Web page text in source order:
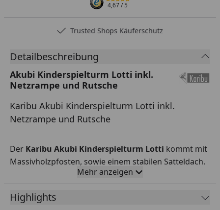
4,67/ 5
Trusted Shops Käuferschutz
Detailbeschreibung
Akubi Kinderspielturm Lotti inkl.
Netzrampe und Rutsche
Karibu Akubi Kinderspielturm Lotti inkl.
Netzrampe und Rutsche
Der Karibu Akubi Kinderspielturm Lotti kommt mit
Massivholzpfosten, sowie einem stabilen Satteldach.
Unser Spielturm Lotti lässt sich ganz individuell
zusammenstellen. Bei diesem Kinderspielturm ist
eine Netzrampe und eine Rutsche in Wunschfarbe,
Mehr anzeigen
Highlights